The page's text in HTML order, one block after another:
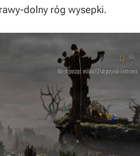
dolny róg wysepki.